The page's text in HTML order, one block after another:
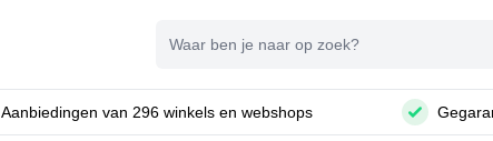
Aanbiedingen van 296 winkels en webshops